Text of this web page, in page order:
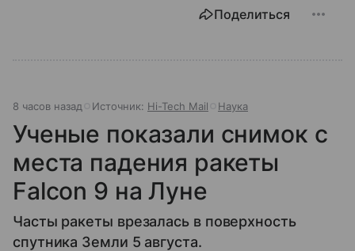
Поделиться
8 часов назад Источник: Hi-Tech Mail Наука
Ученые показали снимок с
места падения ракеты
Falcon 9 на Луне
Часты ракеты врезалась в поверхность
спутника Земли 5 августа.